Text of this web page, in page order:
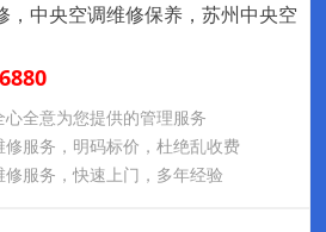
，中央空调维修保养，苏州中央空
全意为您提供的管理服务
服务，明码标价，杜绝乱收费
服务，快速上门，多年经验